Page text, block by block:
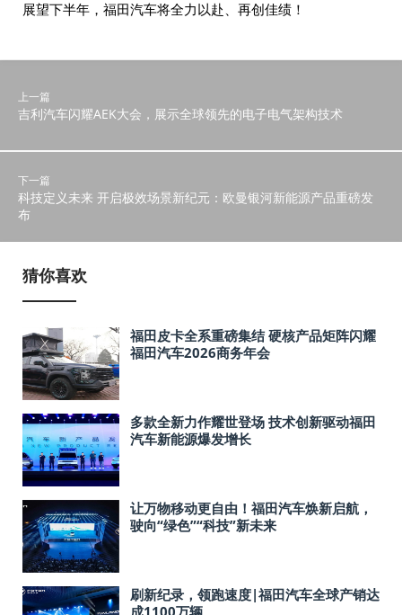
展望下半年，福田汽车将全力以赴、再创佳绩！
上一篇
吉利汽车闪耀AEK大会，展示全球领先的电子电气架构技术
下一篇
科技定义未来 开启极效场景新纪元：欧曼银河新能源产品重磅发
布
猜你喜欢
福田皮卡全系重磅集结 硬核产品矩阵闪耀
福田汽车2026商务年会
多款全新力作耀世登场 技术创新驱动福田
汽车新能源爆发增长
让万物移动更自由！福田汽车焕新启航，
驶向“绿色”“科技”新未来
刷新纪录，领跑速度|福田汽车全球产销达
成1100万辆